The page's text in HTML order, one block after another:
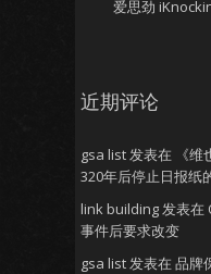
爱思劲
近期评论
gsa list发表在
《
320年后停止日报纸
link building发表在
事件后要求改变
gsa list发表在 品牌